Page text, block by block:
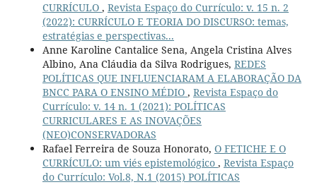
CURRÍCULO , Revista Espaço do Currículo: v. 15 n. 2
(2022): CURRÍCULO E TEORIA DO DISCURSO: temas,
estratégias e perspectivas...
Anne Karoline Cantalice Sena, Angela Cristina Alves
Albino, Ana Cláudia da Silva Rodrigues, REDES
POLÍTICAS QUE INFLUENCIARAM A ELABORAÇÃO DA
BNCC PARA O ENSINO MÉDIO , Revista Espaço do
Currículo: v. 14 n. 1 (2021): POLÍTICAS
CURRICULARES E AS INOVAÇÕES
(NEO)CONSERVADORAS
Rafael Ferreira de Souza Honorato, O FETICHE E O
CURRÍCULO: um viés epistemológico , Revista Espaço
do Currículo: Vol.8, N.1 (2015) POLÍTICAS